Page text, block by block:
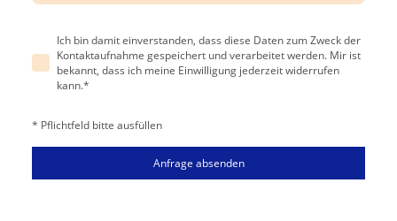
Ich bin damit einverstanden, dass diese Daten zum Zweck der
Kontaktaufnahme gespeichert und verarbeitet werden. Mir ist
bekannt, dass ich meine Einwilligung jederzeit widerrufen
kann.*
* Pflichtfeld bitte ausfüllen
Anfrage absenden